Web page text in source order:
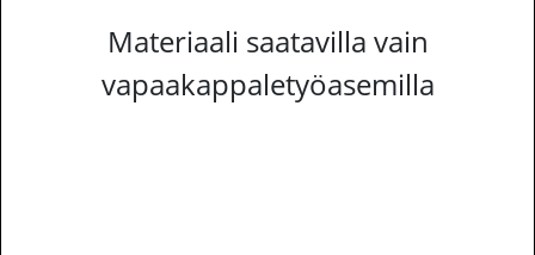
Materiaali saatavilla vain
vapaakappaletyöasemilla